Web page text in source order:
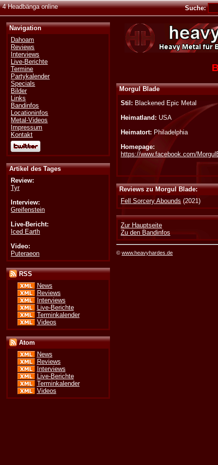
4 Headbänga online Suche:
Navigation
Dahoam
Reviews
Interviews
Live-Berichte
Termine
Partykalender
Specials
Bilder
Links
Bandinfos
Locationinfos
Metal-Videos
Impressum
Kontakt
Artikel des Tages
Review:
Tyr
Interview:
Greifenstein
Live-Bericht:
Iced Earth
Video:
Puteraeon
RSS
News
Reviews
Interviews
Live-Berichte
Terminkalender
Videos
Atom
News
Reviews
Interviews
Live-Berichte
Terminkalender
Videos
Morgul Blade
Stil: Blackened Epic Metal
Heimatland: USA
Heimatort: Philadelphia
Homepage:
https://www.facebook.com/
Reviews zu Morgul Blade:
Fell Sorcery Abounds (2021)
Zur Hauptseite
Zu den Bandinfos
©www.heavyhardes.de